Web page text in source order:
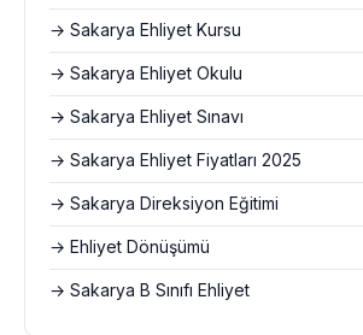
→ Sakarya Ehliyet Kursu
→ Sakarya Ehliyet Okulu
→ Sakarya Ehliyet Sınavı
→ Sakarya Ehliyet Fiyatları 2025
→ Sakarya Direksiyon Eğitimi
→ Ehliyet Dönüşümü
→ Sakarya B Sınıfı Ehliyet